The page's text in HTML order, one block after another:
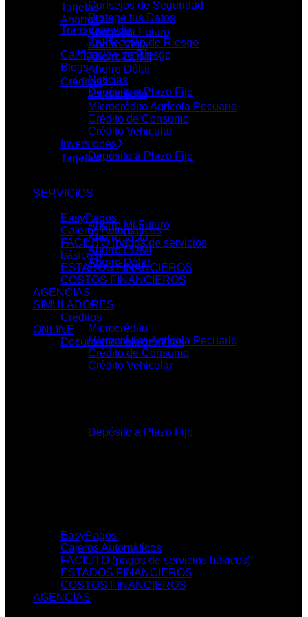
Tarjetas
Ahorros
Ahorro Mi Futuro
Ahorro Vista
Ahorro EDMI
Ahorro Dólar
Créditos
Microcrédito
Microcrédito Agrícola Pecuario
Crédito de Consumo
Crédito Vehicular
Inversiones
Depósito a Plazo Fijo
SERVICIOS
EasyPagos
Cajeros Automáticos
FACILITO (pagos de servicios
básicos)
ESTADOS FINANCIEROS
COSTOS FINANCIEROS
AGENCIAS
SIMULADORES
Créditos
ONLINE
Documentos electrónicos
Consejos de Seguridad
Protege tus Datos
Transparencia
Calificación de Riesgo
Calificación de Riesgo
Blogs
Noticias
Depósito a Plazo Fijo
PRODUCTOS
Tarjetas
Ahorro Mi Futuro
Ahorro Vista
Ahorro EDMI
Ahorro Dólar
Créditos
Microcrédito
Microcrédito Agrícola Pecuario
Crédito de Consumo
Crédito Vehicular
Depósito a Plazo Fijo
EasyPagos
Cajeros Automáticos
FACILITO (pagos de servicios básicos)
ESTADOS FINANCIEROS
COSTOS FINANCIEROS
AGENCIAS